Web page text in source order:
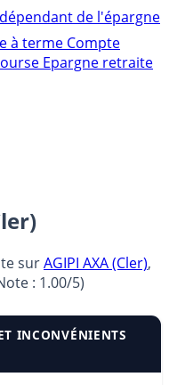
de l'épargne
à terme Compte
Epargne retraite
surAGIPI AXA (Cler),
: 1.00/5)
INCONVÉNIENTS